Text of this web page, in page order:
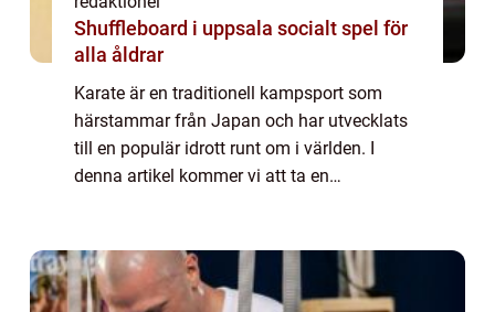
Shuffleboard i uppsala socialt spel för
alla åldrar
Karate är en traditionell kampsport som
härstammar från Japan och har utvecklats
till en populär idrott runt om i världen. I
denna artikel kommer vi att ta en
...